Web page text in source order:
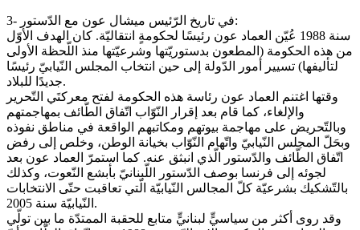
3- في تاريخ الرّئيس ميشال عون مع الدّستور:
سنة 1988 عُيّن العماد عون رئيسًا لحكومةٍ انتقاليّة. كان الهدف الأوّل
من هذه الحكومة (المطعون بدستوريّتها وشرعيّتها منذ اللّحظة الأولى
لتأليفها) تسيير أمور الدّولة إلى حين انتخاب المجلس النّيابيّ رئيسًا
جديدًا للبلاد.
وقتها اغتنم العماد عون رئاسة هذه الحكومة لفتح معركتَي التّحرير
والإلغاء، كما قام بعد إقرار النّوّاب اتّفاق الطّائف بمهاجمتهم
وبالتّحريض على مهاجمة بيوتهم ومكاتبهم الواقعة في مناطق نفوذه
وبحَلّ المجلس النّيابيّ واتّهام النّوّاب بخيانة الوطن، وخلص إلى رفض
اتّفاق الطّائف والدّستور الّذي انبثق عنه. كما استمرّ العماد عون بعد
لجوئه إلى فرنسا بوصف الدّستور اللّبنانيّ بأبشع النّعوت، وكذلك
بالتّشكيك بشرعيّة كلّ المجالس النّيابيّة الّتي تعاقبت حتّى الانتخابات
النّيابيّة سنة 2005.
وقد روى أكثر من سياسيٍّ لبنانيٍّ متابع للحقبة الممتدّة ما بين تولّي